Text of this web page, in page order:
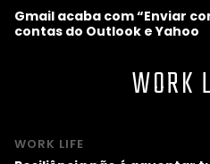
Gmail acaba com “Enviar
contas do Outlook e Yahoo
WORK
WORK LIFE